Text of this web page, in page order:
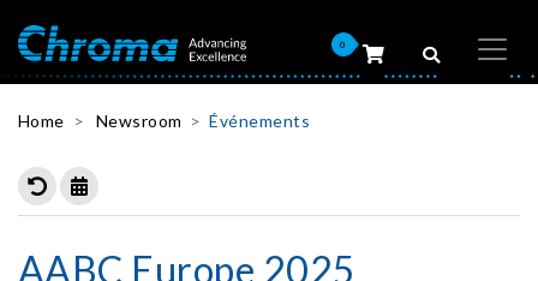
0
Home Newsroom Événements
AABC Europe 2025